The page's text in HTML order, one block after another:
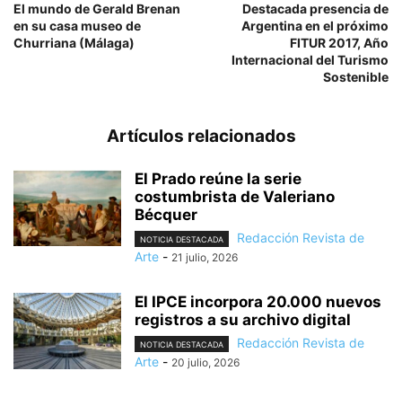
El mundo de Gerald Brenan
en su casa museo de
Churriana (Málaga)
Destacada presencia de
Argentina en el próximo
FITUR 2017, Año
Internacional del Turismo
Sostenible
Artículos relacionados
El Prado reúne la serie
costumbrista de Valeriano
Bécquer
NOTICIA DESTACADA
Redacción Revista de
Arte - 21 julio, 2026
El IPCE incorpora 20.000 nuevos
registros a su archivo digital
NOTICIA DESTACADA
Redacción Revista de
Arte - 20 julio, 2026